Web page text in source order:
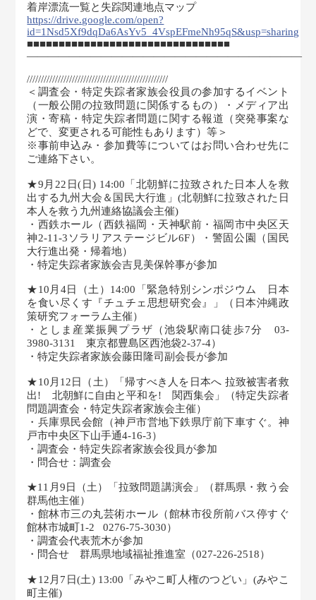
着岸漂流一覧と失踪関連地点マップ
https://drive.google.com/open?
id=1Nsd5Xf9dqDa6AsYv5_4VspEFmeNh95qS&usp=sharing
■■■■■■■■■■■■■■■■■■■■■■■■■■■■■■■■
――――――――――――――――――――――――――
//////////////////////////////////////////////////
＜調査会・特定失踪者家族会役員の参加するイベント
（一般公開の拉致問題に関係するもの）・メディア出
演・寄稿・特定失踪者問題に関する報道（突発事案な
どで、変更される可能性もあります）等＞
※事前申込み・参加費等についてはお問い合わせ先に
ご連絡下さい。
★9月22日(日) 14:00「北朝鮮に拉致された日本人を救
出する九州大会＆国民大行進」(北朝鮮に拉致された日
本人を救う九州連絡協議会主催)
・西鉄ホール（西鉄福岡・天神駅前・福岡市中央区天
神2-11-3ソラリアステージビル6F）・警固公園（国民
大行進出発・帰着地）
・特定失踪者家族会吉見美保幹事が参加
★10月4日（土）14:00「緊急特別シンポジウム 日本
を食い尽くす『チュチェ思想研究会』」（日本沖縄政
策研究フォーラム主催）
・としま産業振興プラザ（池袋駅南口徒歩7分 03-
3980-3131 東京都豊島区西池袋2-37-4）
・特定失踪者家族会藤田隆司副会長が参加
★10月12日（土）「帰すべき人を日本へ 拉致被害者救
出! 北朝鮮に自由と平和を! 関西集会」（特定失踪者
問題調査会・特定失踪者家族会主催）
・兵庫県民会館（神戸市営地下鉄県庁前下車すぐ。神
戸市中央区下山手通4-16-3）
・調査会・特定失踪者家族会役員が参加
・問合せ：調査会
★11月9日（土）「拉致問題講演会」（群馬県・救う会
群馬他主催）
・館林市三の丸芸術ホール（館林市役所前バス停すぐ
館林市城町1-2 0276-75-3030）
・調査会代表荒木が参加
・問合せ 群馬県地域福祉推進室（027-226-2518）
★12月7日(土) 13:00「みやこ町人権のつどい」(みやこ
町主催)